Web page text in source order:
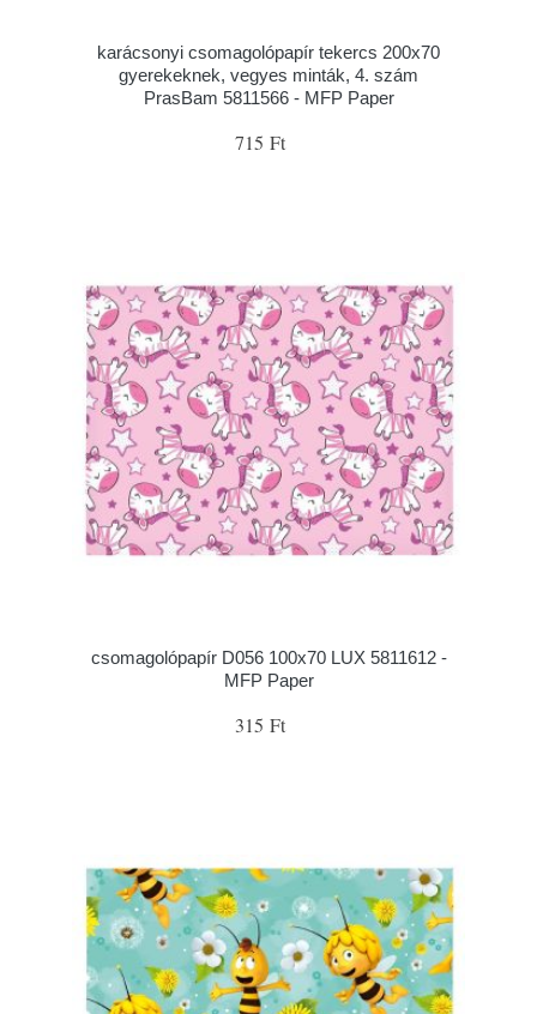
karácsonyi csomagolópapír tekercs 200x70
gyerekeknek, vegyes minták, 4. szám
PrasBam 5811566 - MFP Paper
715 Ft
csomagolópapír D056 100x70 LUX 5811612 -
MFP Paper
315 Ft